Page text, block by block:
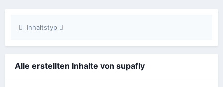
Inhaltstyp
Alle erstellten Inhalte von supafly